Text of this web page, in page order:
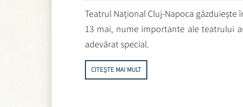
Teatrul Național Cluj-Napoca găzduiește
13 mai, nume importante ale teatrului
adevărat special.
CITEȘTE MAI MULT